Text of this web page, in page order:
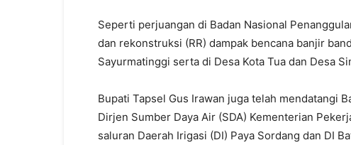
Seperti perjuangan di Badan Nasional
dan rekonstruksi (RR) dampak bencana banjir
Sayurmatinggi serta di Desa Kota Tua dan Desa
Bupati Tapsel Gus Irawan juga telah mendatangi
Dirjen Sumber Daya Air (SDA) Kementerian
saluran Daerah Irigasi (DI) Paya Sordang dan DI